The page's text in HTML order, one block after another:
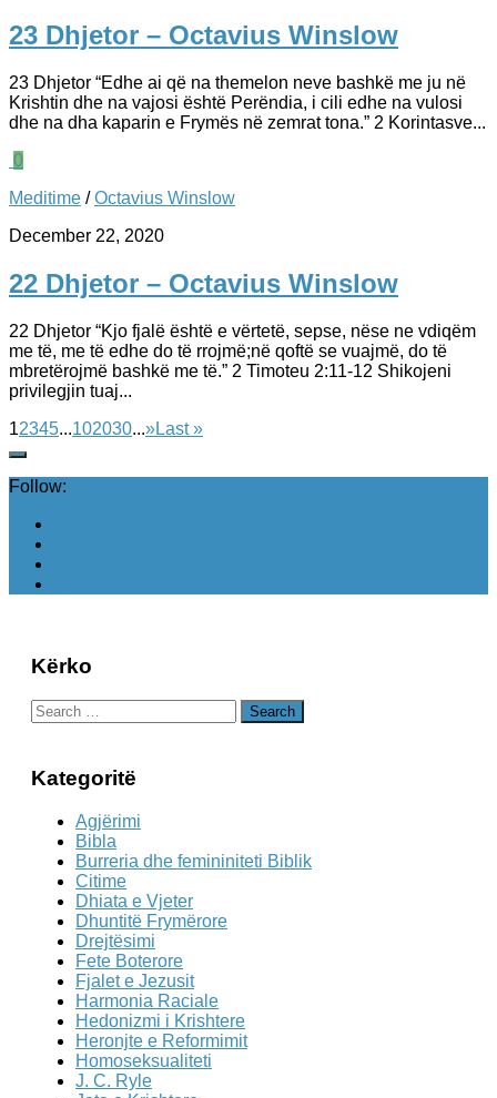
23 Dhjetor – Octavius Winslow
23 Dhjetor “Edhe ai që na themelon neve bashkë me ju në
Krishtin dhe na vajosi është Perëndia, i cili edhe na vulosi
dhe na dha kaparin e Frymës në zemrat tona.” 2 Korintasve...
0
Meditime /Octavius Winslow
December 22, 2020
22 Dhjetor – Octavius Winslow
22 Dhjetor “Kjo fjalë është e vërtetë, sepse, nëse ne vdiqëm
me të, me të edhe do të rrojmë;në qoftë se vuajmë, do të
mbretërojmë bashkë me të.” 2 Timoteu 2:11-12 Shikojeni
privilegjin tuaj...
12345...102030...»Last »
Follow:
Kërko
Search
for:
Kategoritë
Agjërimi
Bibla
Burreria dhe femininiteti Biblik
Citime
Dhiata e Vjeter
Dhuntitë Frymërore
Drejtësimi
Fete Boterore
Fjalet e Jezusit
Harmonia Raciale
Hedonizmi i Krishtere
Heronjte e Reformimit
Homoseksualiteti
J. C. Ryle